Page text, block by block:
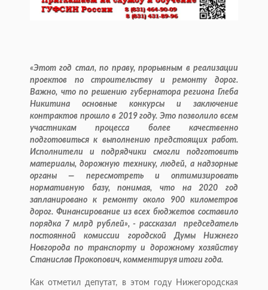
«Этот год стал, по праву, прорывным в реализации
проектов по строительству и ремонту дорог.
Важно, что по решению губернатора региона Глеба
Никитина основные конкурсы и заключение
контрактов прошло в 2019 году. Это позволило всем
участникам процесса более качественно
подготовиться к выполнению предстоящих работ.
Исполнители и подрядчики смогли подготовить
материалы, дорожную технику, людей, а надзорные
органы — пересмотреть и оптимизировать
нормативную базу, понимая, что на 2020 год
запланировано к ремонту около 900 километров
дорог. Финансирование из всех бюджетов составило
порядка 7 млрд рублей», - рассказал председатель
постоянной комиссии городской Думы Нижнего
Новгорода по транспорту и дорожному хозяйству
Станислав Прокопович, комментируя итоги года.
Как отметил депутат, в этом году Нижегородская